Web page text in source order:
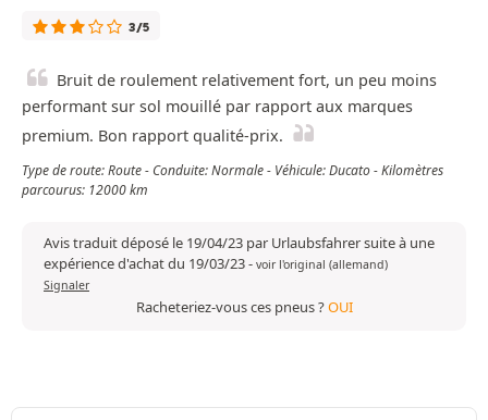
3/5
Bruit de roulement relativement fort, un peu moins
performant sur sol mouillé par rapport aux marques
premium. Bon rapport qualité-prix.
Type de route: Route - Conduite: Normale - Véhicule: Ducato - Kilomètres
parcourus: 12000 km
Avis traduit déposé le 19/04/23 par Urlaubsfahrer suite à une
expérience d'achat du 19/03/23- voir l'original (allemand)
Signaler
Racheteriez-vous ces pneus ?OUI